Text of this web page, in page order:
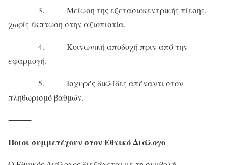
3. Μείωση της εξετασιοκεντρικής πίεσης,
χωρίς έκπτωση στην αξιοπιστία.
4. Κοινωνική αποδοχή πριν από την
εφαρμογή.
5. Ισχυρές δικλίδες απέναντι στον
πληθωρισμό βαθμών.
⸻
Ποιοι συμμετέχουν στον Εθνικό Διάλογο